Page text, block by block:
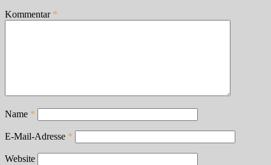
Kommentar *
Name *
E-Mail-Adresse *
Website